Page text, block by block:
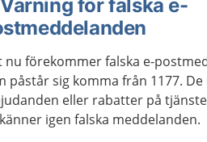
Varning för falska e-
nu förekommer falska e-
påstår sig komma från 1177.
eller rabatter på
igen falska meddelanden.